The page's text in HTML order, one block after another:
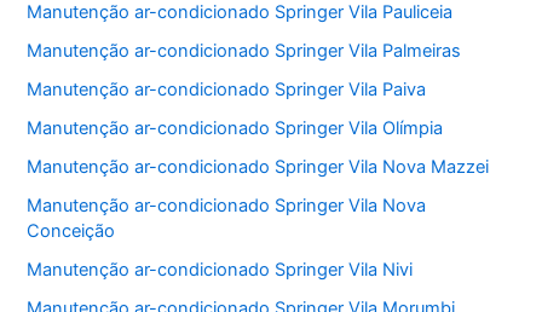
Manutenção ar-condicionado Springer Vila Pauliceia
Manutenção ar-condicionado Springer Vila Palmeiras
Manutenção ar-condicionado Springer Vila Paiva
Manutenção ar-condicionado Springer Vila Olímpia
Manutenção ar-condicionado Springer Vila Nova Mazzei
Manutenção ar-condicionado Springer Vila Nova
Conceição
Manutenção ar-condicionado Springer Vila Nivi